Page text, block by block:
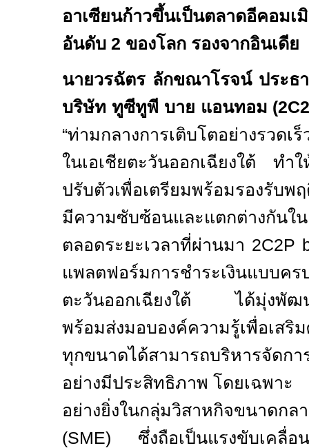
อาเซียนก้าวขึ้นเป็นตลาดอีคอมเ
อันดับ 2 ของโลก รองจากอินเดีย
นายวรฉัตร ลักขณาโรจน์ ประธ
บริษัท ทูซีทูพี บาย แอนทอม (
“ท่ามกลางการเติบโตอย่างรวดเ
ในเอเชียตะวันออกเฉียงใต้ ทำ
ปรับตัวเพื่อเตรียมพร้อมรองรับพ
มีความซับซ้อนและแตกต่างกั
ตลอดระยะเวลาที่ผ่านมา 2C2P
แพลตฟอร์มการชำระเงินแบบคร
ตะวันออกเฉียงใต้ ได้มุ่งพัฒน
พร้อมส่งมอบองค์ความรู้เพื่อเสริ
ทุกขนาดได้สามารถบริหารจัดกา
อย่างมีประสิทธิภาพ โดยเฉพาะ
อย่างยิ่งในกลุ่มวิสาหกิจขนาดกล
(SME) ซึ่งถือเป็นแรงขับเคลื่